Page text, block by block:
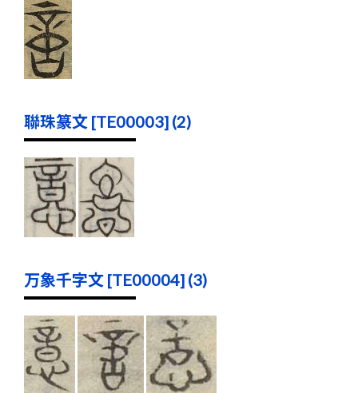
聯珠篆文 [TE00003] (2)
万象千字文 [TE00004] (3)